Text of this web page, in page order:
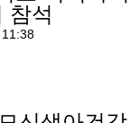
참석